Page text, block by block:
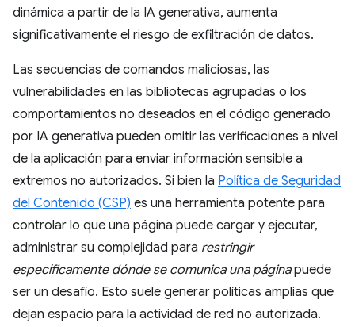
dinámica a partir de la IA generativa, aumenta
significativamente el riesgo de exfiltración de datos.
Las secuencias de comandos maliciosas, las
vulnerabilidades en las bibliotecas agrupadas o los
comportamientos no deseados en el código generado
por IA generativa pueden omitir las verificaciones a nivel
de la aplicación para enviar información sensible a
extremos no autorizados. Si bien la Política de Seguridad
del Contenido (CSP) es una herramienta potente para
controlar lo que una página puede cargar y ejecutar,
administrar su complejidad para restringir
específicamente dónde se comunica una páginapuede
ser un desafío. Esto suele generar políticas amplias que
dejan espacio para la actividad de red no autorizada.